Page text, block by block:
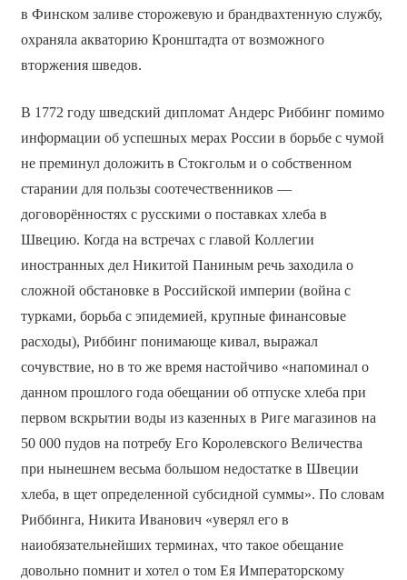
в Финском заливе сторожевую и брандвахтенную службу,
охраняла акваторию Кронштадта от возможного
вторжения шведов.
В 1772 году шведский дипломат Андерс Риббинг помимо
информации об успешных мерах России в борьбе с чумой
не преминул доложить в Стокгольм и о собственном
старании для пользы соотечественников —
договорённостях с русскими о поставках хлеба в
Швецию. Когда на встречах с главой Коллегии
иностранных дел Никитой Паниным речь заходила о
сложной обстановке в Российской империи (война с
турками, борьба с эпидемией, крупные финансовые
расходы), Риббинг понимающе кивал, выражал
сочувствие, но в то же время настойчиво «напоминал о
данном прошлого года обещании об отпуске хлеба при
первом вскрытии воды из казенных в Риге магазинов на
50 000 пудов на потребу Его Королевского Величества
при нынешнем весьма большом недостатке в Швеции
хлеба, в щет определенной субсидной суммы». По словам
Риббинга, Никита Иванович «уверял его в
наиобязательнейших терминах, что такое обещание
довольно помнит и хотел о том Ея Императорскому